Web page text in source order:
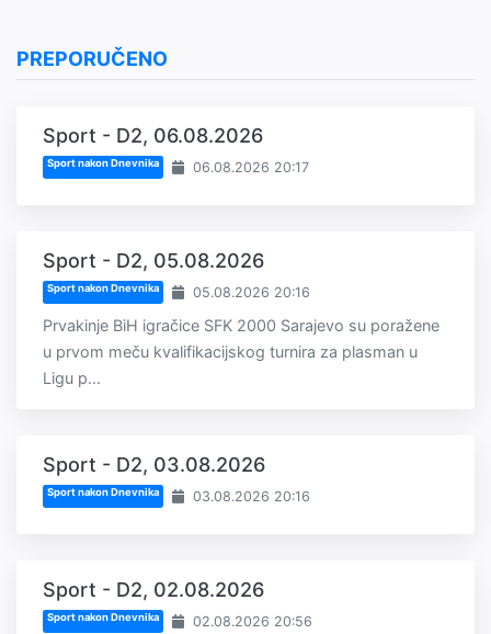
PREPORUČENO
Sport - D2, 06.08.2026
Sport nakon Dnevnika 06.08.2026 20:17
Sport - D2, 05.08.2026
Sport nakon Dnevnika 05.08.2026 20:16
Prvakinje BiH igračice SFK 2000 Sarajevo su poražene
u prvom meču kvalifikacijskog turnira za plasman u
Ligu p...
Sport - D2, 03.08.2026
Sport nakon Dnevnika 03.08.2026 20:16
Sport - D2, 02.08.2026
Sport nakon Dnevnika 02.08.2026 20:56